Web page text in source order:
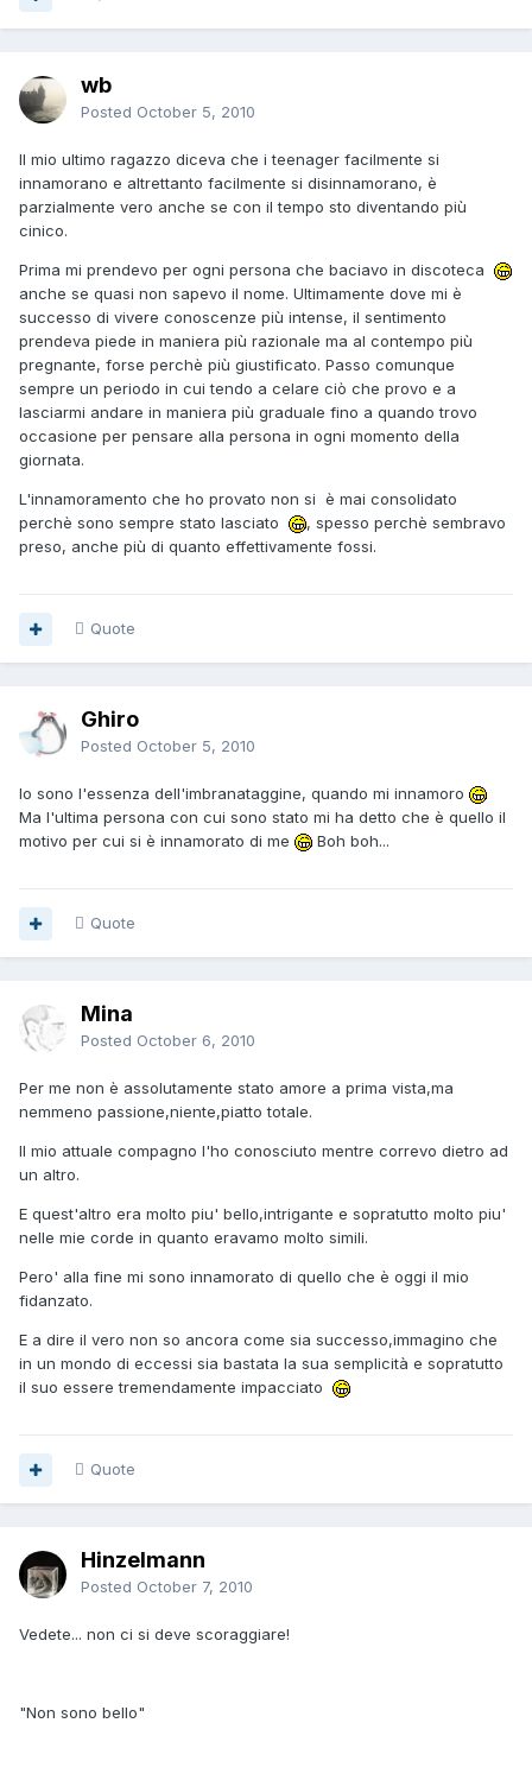
wb
Posted October 5, 2010
Il mio ultimo ragazzo diceva che i teenager facilmente si
innamorano e altrettanto facilmente si disinnamorano, è
parzialmente vero anche se con il tempo sto diventando più
cinico.
Prima mi prendevo per ogni persona che baciavo in discoteca
anche se quasi non sapevo il nome. Ultimamente dove mi è
successo di vivere conoscenze più intense, il sentimento
prendeva piede in maniera più razionale ma al contempo più
pregnante, forse perchè più giustificato. Passo comunque
sempre un periodo in cui tendo a celare ciò che provo e a
lasciarmi andare in maniera più graduale fino a quando trovo
occasione per pensare alla persona in ogni momento della
giornata.
L'innamoramento che ho provato non si è mai consolidato
perchè sono sempre stato lasciato
, spesso perchè sembravo
preso, anche più di quanto effettivamente fossi.
Quote
Ghiro
Posted October 5, 2010
Io sono l'essenza dell'imbranataggine, quando mi innamoro
Ma l'ultima persona con cui sono stato mi ha detto che è quello il
motivo per cui si è innamorato di me
Boh boh...
Quote
Mina
Posted October 6, 2010
Per me non è assolutamente stato amore a prima vista,ma
nemmeno passione,niente,piatto totale.
Il mio attuale compagno l'ho conosciuto mentre correvo dietro ad
un altro.
E quest'altro era molto piu' bello,intrigante e sopratutto molto piu'
nelle mie corde in quanto eravamo molto simili.
Pero' alla fine mi sono innamorato di quello che è oggi il mio
fidanzato.
E a dire il vero non so ancora come sia successo,immagino che
in un mondo di eccessi sia bastata la sua semplicità e sopratutto
il suo essere tremendamente impacciato
Quote
Hinzelmann
Posted October 7, 2010
Vedete... non ci si deve scoraggiare!
"Non sono bello"